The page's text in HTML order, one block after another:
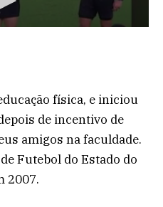
física, e iniciou
de incentivo de
amigos na faculdade.
Futebol do Estado do
2007.